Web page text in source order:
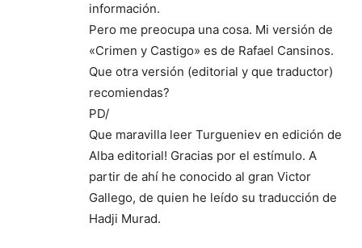
información.
Pero me preocupa una cosa. Mi versión de
«Crimen y Castigo» es de Rafael Cansinos.
Que otra versión (editorial y que traductor)
recomiendas?
PD/
Que maravilla leer Turgueniev en edición de
Alba editorial! Gracias por el estímulo. A
partir de ahí he conocido al gran Victor
Gallego, de quien he leído su traducción de
Hadji Murad.